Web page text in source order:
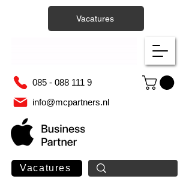
085 - 088 111 9
info@mcpartners.nl
Vacatures
Vacatures